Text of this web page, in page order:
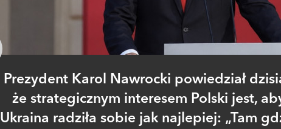
Prezydent Karol Nawrocki powiedział
że strategicznym interesem Polski jest,
Ukraina radziła sobie jak najlepiej: „Tam